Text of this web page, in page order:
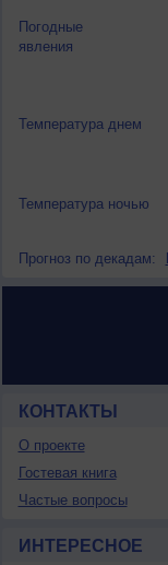
Погодные
явления
Температура днем
Температура ночью
Прогноз по декадам:
КОНТАКТЫ
О проекте
Гостевая книга
Частые вопросы
ИНТЕРЕСНОЕ